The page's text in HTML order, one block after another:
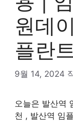
원데
플란
9월 14, 2024
오늘은 발산역
천 , 발산역 임